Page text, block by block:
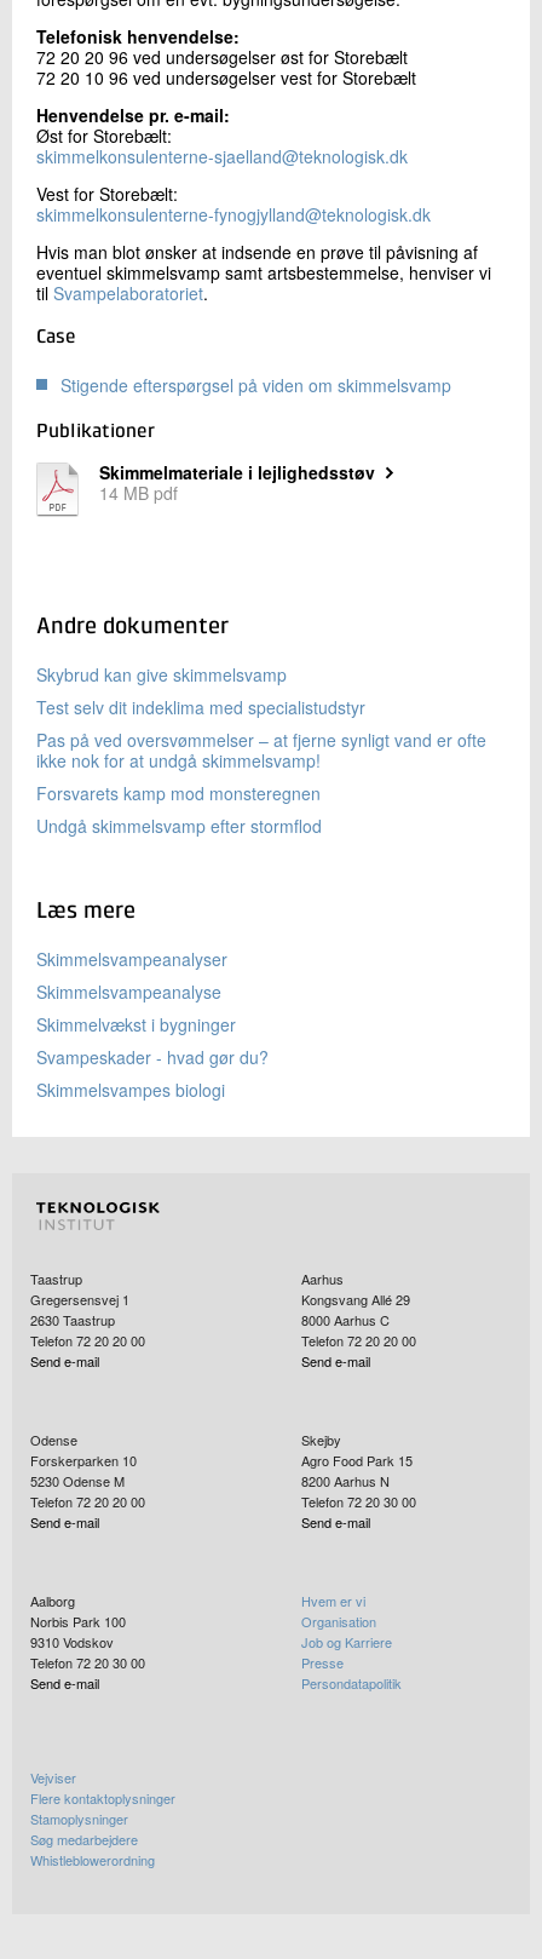
Telefonisk henvendelse:
72 20 20 96 ved undersøgelser øst for Storebælt
72 20 10 96 ved undersøgelser vest for Storebælt
Henvendelse pr. e-mail:
Øst for Storebælt:
skimmelkonsulenterne-sjaelland@teknologisk.dk
Vest for Storebælt:
skimmelkonsulenterne-fynogjylland@teknologisk.dk
Hvis man blot ønsker at indsende en prøve til påvisning af
eventuel skimmelsvamp samt artsbestemmelse, henviser vi
til Svampelaboratoriet.
Case
Stigende efterspørgsel på viden om skimmelsvamp
Publikationer
Skimmelmateriale i lejlighedsstøv
14 MB pdf
Andre dokumenter
Skybrud kan give skimmelsvamp
Test selv dit indeklima med specialistudstyr
Pas på ved oversvømmelser – at fjerne synligt vand er ofte
ikke nok for at undgå skimmelsvamp!
Forsvarets kamp mod monsteregnen
Undgå skimmelsvamp efter stormflod
Læs mere
Skimmelsvampeanalyser
Skimmelsvampeanalyse
Skimmelvækst i bygninger
Svampeskader - hvad gør du?
Skimmelsvampes biologi
Taastrup
Gregersensvej 1
2630Taastrup
Telefon 72 20 20 00
Send e-mail
Aarhus
Kongsvang Allé 29
8000Aarhus C
Telefon 72 20 20 00
Send e-mail
Odense
Forskerparken 10
5230Odense M
Telefon 72 20 20 00
Send e-mail
Skejby
Agro Food Park 15
8200Aarhus N
Telefon 72 20 30 00
Send e-mail
Aalborg
Norbis Park 100
9310Vodskov
Telefon 72 20 30 00
Send e-mail
Hvem er vi
Organisation
Job og Karriere
Presse
Persondatapolitik
Vejviser
Flere kontaktoplysninger
Stamoplysninger
Søg medarbejdere
Whistleblowerordning